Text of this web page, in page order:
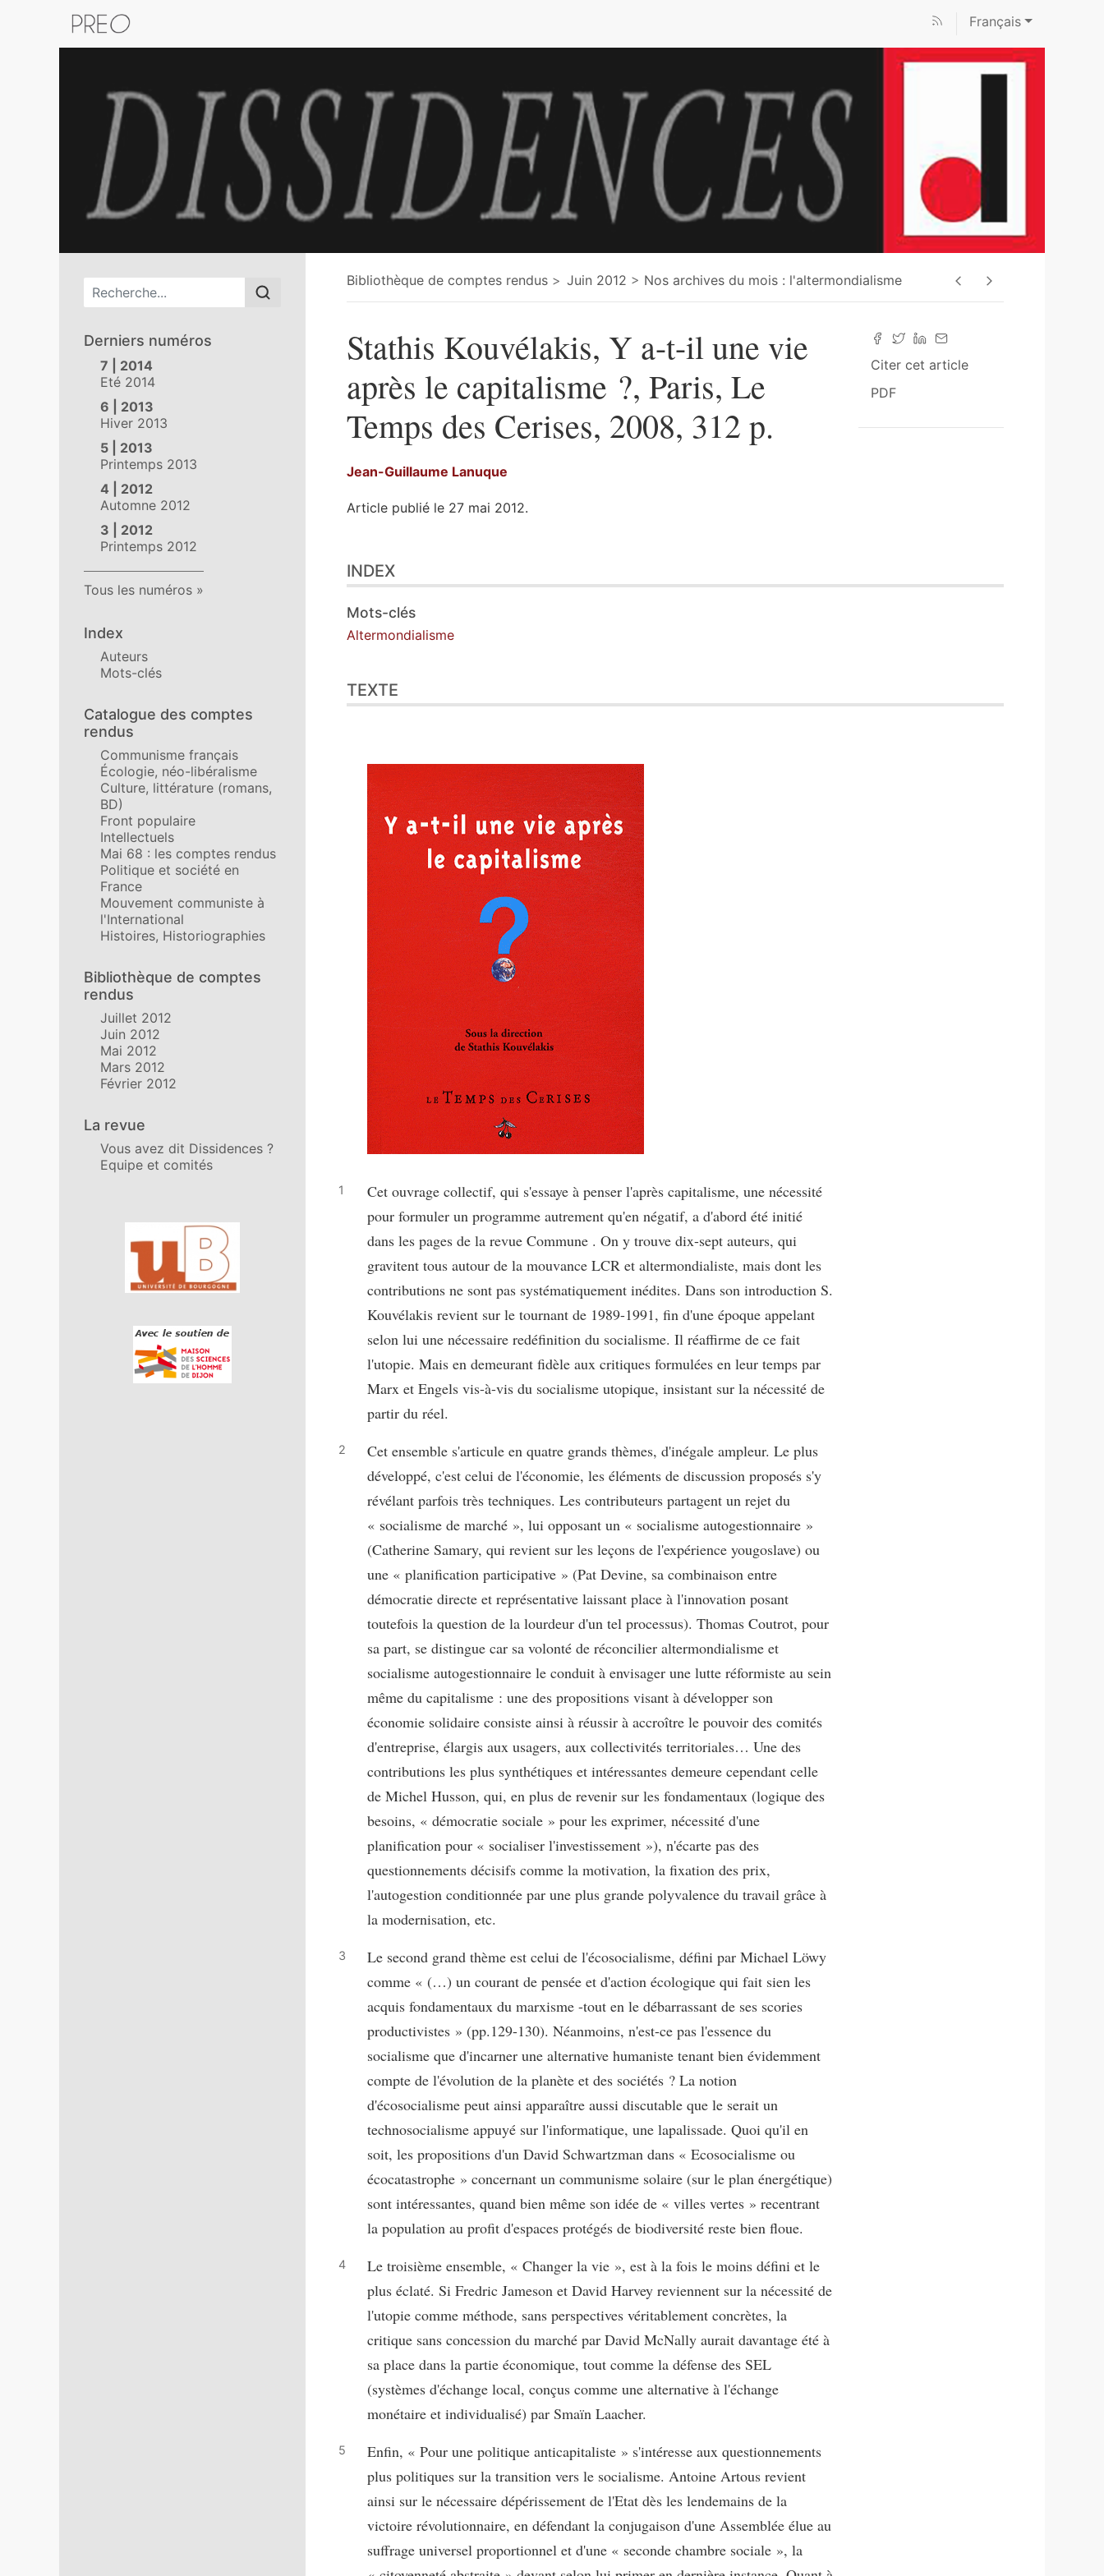
Français
Menu principal
Derniers numéros
7 | 2014
Eté 2014
6 | 2013
Hiver 2013
5 | 2013
Printemps 2013
4 | 2012
Automne 2012
3 | 2012
Printemps 2012
Tous les numéros
Index
Auteurs
Mots-clés
Catalogue des comptes
rendus
Communisme français
Écologie, néo-libéralisme
Culture, littérature (romans,
BD)
Front populaire
Intellectuels
Mai 68 : les comptes rendus
Politique et société en
France
Mouvement communiste à
l'International
Histoires, Historiographies
Bibliothèque de comptes
rendus
Juillet 2012
Juin 2012
Mai 2012
Mars 2012
Février 2012
La revue
Vous avez dit Dissidences ?
Equipe et comités
Affiliations/partenaires
Bibliothèque de comptes rendus Juin 2012 Nos archives du mois : l'altermondialisme
Citer cet article
PDF
Stathis Kouvélakis, Y a-t-il une vie
après le capitalisme ?, Paris, Le
Temps des Cerises, 2008, 312 p.
Jean-Guillaume Lanuque
Article publié le 27 mai 2012.
Texte
Illustrations
Citer cet article
Auteur
INDEX
Mots-clés
Altermondialisme
TEXTE
Cet ouvrage collectif, qui s'essaye à penser l'après capitalisme, une nécessité
pour formuler un programme autrement qu'en négatif, a d'abord été initié
dans les pages de la revue Commune . On y trouve dix-sept auteurs, qui
gravitent tous autour de la mouvance LCR et altermondialiste, mais dont les
contributions ne sont pas systématiquement inédites. Dans son introduction S.
Kouvélakis revient sur le tournant de 1989-1991, fin d'une époque appelant
selon lui une nécessaire redéfinition du socialisme. Il réaffirme de ce fait
l'utopie. Mais en demeurant fidèle aux critiques formulées en leur temps par
Marx et Engels vis-à-vis du socialisme utopique, insistant sur la nécessité de
partir du réel.
Cet ensemble s'articule en quatre grands thèmes, d'inégale ampleur. Le plus
développé, c'est celui de l'économie, les éléments de discussion proposés s'y
révélant parfois très techniques. Les contributeurs partagent un rejet du
« socialisme de marché », lui opposant un « socialisme autogestionnaire »
(Catherine Samary, qui revient sur les leçons de l'expérience yougoslave) ou
une « planification participative » (Pat Devine, sa combinaison entre
démocratie directe et représentative laissant place à l'innovation posant
toutefois la question de la lourdeur d'un tel processus). Thomas Coutrot, pour
sa part, se distingue car sa volonté de réconcilier altermondialisme et
socialisme autogestionnaire le conduit à envisager une lutte réformiste au sein
même du capitalisme : une des propositions visant à développer son
économie solidaire consiste ainsi à réussir à accroître le pouvoir des comités
d'entreprise, élargis aux usagers, aux collectivités territoriales… Une des
contributions les plus synthétiques et intéressantes demeure cependant celle
de Michel Husson, qui, en plus de revenir sur les fondamentaux (logique des
besoins, « démocratie sociale » pour les exprimer, nécessité d'une
planification pour « socialiser l'investissement »), n'écarte pas des
questionnements décisifs comme la motivation, la fixation des prix,
l'autogestion conditionnée par une plus grande polyvalence du travail grâce à
la modernisation, etc.
Le second grand thème est celui de l'écosocialisme, défini par Michael Löwy
comme « (…) un courant de pensée et d'action écologique qui fait sien les
acquis fondamentaux du marxisme -tout en le débarrassant de ses scories
productivistes » (pp.129-130). Néanmoins, n'est-ce pas l'essence du
socialisme que d'incarner une alternative humaniste tenant bien évidemment
compte de l'évolution de la planète et des sociétés ? La notion
d'écosocialisme peut ainsi apparaître aussi discutable que le serait un
technosocialisme appuyé sur l'informatique, une lapalissade. Quoi qu'il en
soit, les propositions d'un David Schwartzman dans « Ecosocialisme ou
écocatastrophe » concernant un communisme solaire (sur le plan énergétique)
sont intéressantes, quand bien même son idée de « villes vertes » recentrant
la population au profit d'espaces protégés de biodiversité reste bien floue.
Le troisième ensemble, « Changer la vie », est à la fois le moins défini et le
plus éclaté. Si Fredric Jameson et David Harvey reviennent sur la nécessité de
l'utopie comme méthode, sans perspectives véritablement concrètes, la
critique sans concession du marché par David McNally aurait davantage été à
sa place dans la partie économique, tout comme la défense des SEL
(systèmes d'échange local, conçus comme une alternative à l'échange
monétaire et individualisé) par Smaïn Laacher.
Enfin, « Pour une politique anticapitaliste » s'intéresse aux questionnements
plus politiques sur la transition vers le socialisme. Antoine Artous revient
ainsi sur le nécessaire dépérissement de l'Etat dès les lendemains de la
victoire révolutionnaire, en défendant la conjugaison d'une Assemblée élue au
suffrage universel proportionnel et d'une « seconde chambre sociale », la